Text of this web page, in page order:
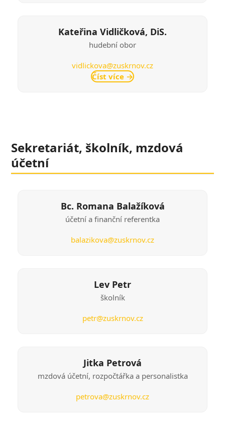
Kateřina Vidličková, DiS.
hudební obor
vidlickova@zuskrnov.cz
Číst více →
Sekretariát, školník, mzdová
účetní
Bc. Romana Balažíková
účetní a finanční referentka
balazikova@zuskrnov.cz
Lev Petr
školník
petr@zuskrnov.cz
Jitka Petrová
mzdová účetní, rozpočtářka a personalistka
petrova@zuskrnov.cz